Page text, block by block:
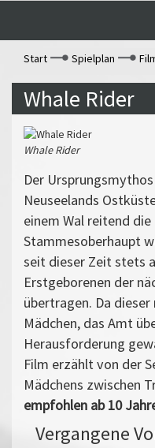
Start
Spielplan
Whale Rider
Whale Rider
Der
Neuseelands
einem Wal reitend
Stammesoberhaupt
seit dieser Zeit stets
Erstgeborenen der
übertragen. Da
Mädchen, das Amt
Herausforderung
Film erzählt von der
Mädchens zwischen
empfohlen ab 10
Vergangene